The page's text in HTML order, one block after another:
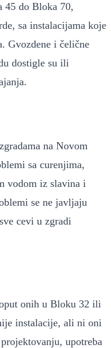
45 do Bloka 70,
sa instalacijama koje
Gvozdene i čelične
dostigle su ili
na Novom
sa curenjima,
vodom iz slavina i
se ne javljaju
cevi u zgradi
onih u Bloku 32 ili
instalacije, ali ni oni
upotreba